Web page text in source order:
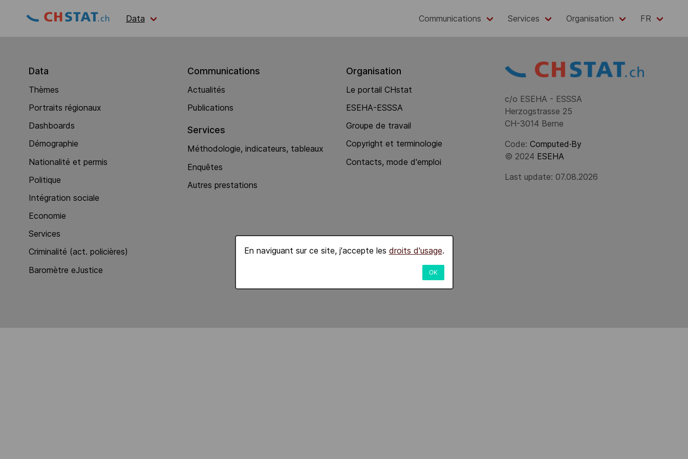
Data Communications Services Organisation FR
En naviguant sur ce site, j'accepte les droits d'usage.
OK
Data
Thèmes
Portraits régionaux
Dashboards
Démographie
Nationalité et permis
Politique
Intégration sociale
Economie
Services
Criminalité (act. policières)
Baromètre eJustice
Communications
Actualités
Publications
Services
Méthodologie, indicateurs, tableaux
Enquêtes
Autres prestations
Organisation
Le portail CHstat
ESEHA-ESSSA
Groupe de travail
Copyright et terminologie
Contacts, mode d'emploi
c/o ESEHA - ESSSA
Herzogstrasse 25
CH-3014 Berne
Code: Computed·By
© 2024 ESEHA
Last update: 07.08.2026